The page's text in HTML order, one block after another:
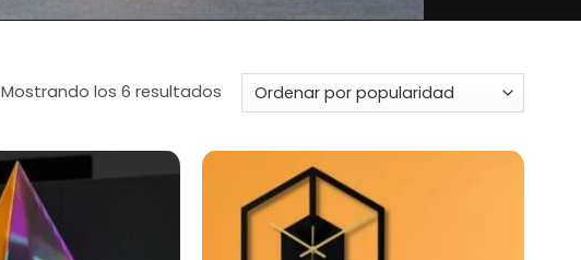
Mostrando los 6 resultadosOrdenado
por